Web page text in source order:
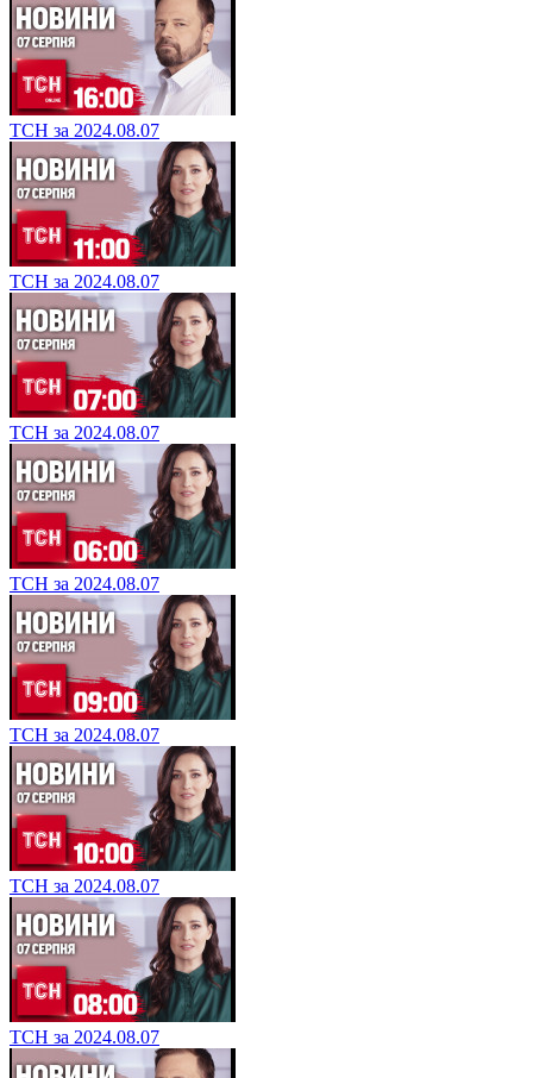
ТСН за 2024.08.07
ТСН за 2024.08.07
ТСН за 2024.08.07
ТСН за 2024.08.07
ТСН за 2024.08.07
ТСН за 2024.08.07
ТСН за 2024.08.07